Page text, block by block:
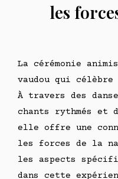
les
La cérémonie
vaudou qui
À travers des
chants rythmés et
elle offre une
les forces de la
les aspects
dans cette